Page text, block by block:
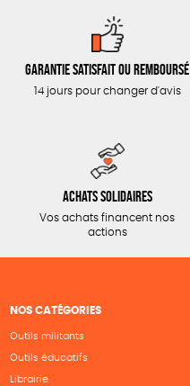
Garantie satisfait ou remboursé
14 jours pour changer d'avis
Achats solidaires
Vos achats financent nos
actions
NOS CATÉGORIES
Outils militants
Outils éducatifs
Librairie